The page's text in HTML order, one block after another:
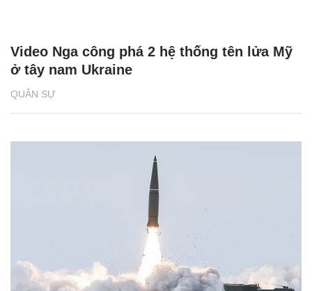
QUÂN SỰ
Video Nga công phá 2 hệ thống tên lửa Mỹ
ở tây nam Ukraine